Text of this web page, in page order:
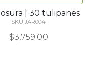
| 30 tulipanes
SKU JAR004
$3,759.00